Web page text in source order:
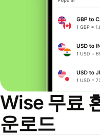
Wise 무료
운로드